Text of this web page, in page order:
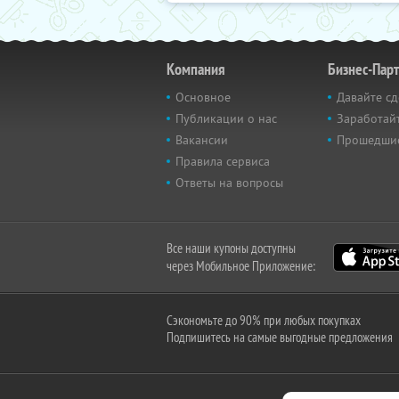
Компания
Основное
Публикации о нас
Вакансии
Правила сервиса
Ответы на вопросы
Бизнес-
Давайте
Все наши купоны доступны
через Мобильное Приложение:
Сэкономьте до 90% при любых покупках
Подпишитесь на самые выгодные предложения